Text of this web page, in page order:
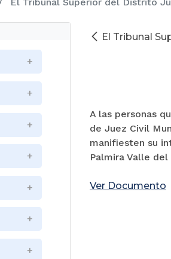
El Tribunal
A las personas
de Juez Civil
manifiesten su
Palmira Valle
Ver Documento